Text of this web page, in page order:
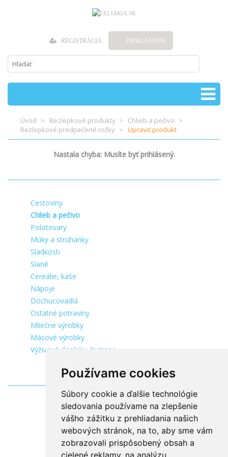
Používame cookies
Súbory cookie a ďalšie technológie
sledovania používame na zlepšenie
vášho zážitku z prehliadania našich
webových stránok, na to, aby sme vám
zobrazovali prispôsobený obsah a
cielené reklamy, na analýzu
REGISTRÁCIA PRIHLÁSENIE
Úvod Bezlepkové produkty
Chlieb a pečivo
Bezlepkové predpečené rožky
Upraviť produkt
Nastala chyba: Musíte byť prihlásený.
Cestoviny
Chlieb a pečivo
Polotovary
Múky a strúhanky
Sladkosti
Slané
Cereálie, kaše
Nápoje
Dochucovadlá
Ostatné potraviny
Mliečne výrobky
Mäsové výrobky
Výživové doplnky, hygiena